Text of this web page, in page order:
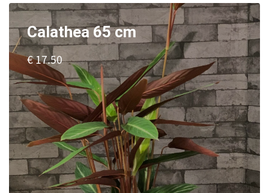
Calathea 65 cm
€ 17.50